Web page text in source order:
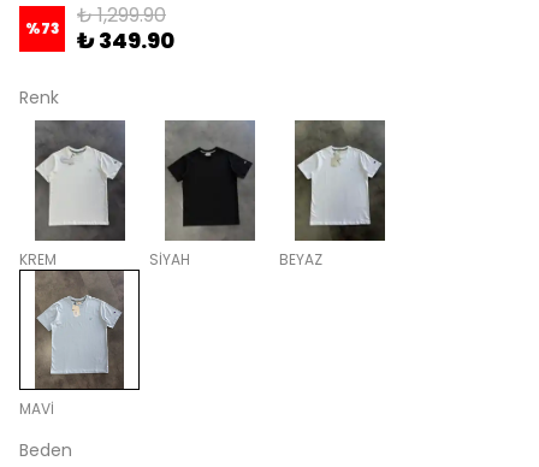
%73 ₺ 1,299.90
₺ 349.90
Renk
KREM SİYAH BEYAZ
MAVİ
Beden